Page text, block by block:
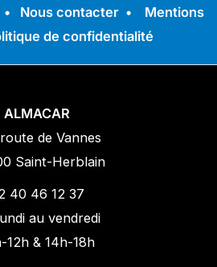
• Nous contacter • Mentions
de confidentialité
ALMACAR
de Vannes
Saint-Herblain
40 46 12 37
au vendredi
12h & 14h-18h